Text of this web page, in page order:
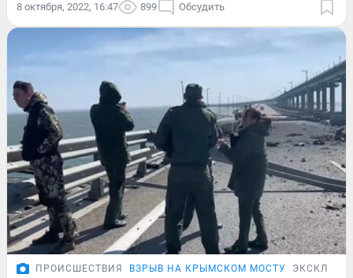
8 октября, 2022, 16:47 899 Обсудить
ПРОИСШЕСТВИЯ ВЗРЫВ НА КРЫМСКОМ МОСТУ